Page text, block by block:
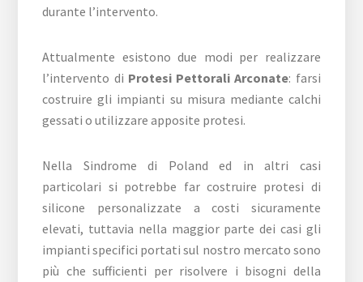
durante l’intervento.
Attualmente esistono due modi per realizzare
l’intervento di Protesi Pettorali Arconate: farsi
costruire gli impianti su misura mediante calchi
gessati o utilizzare apposite protesi.
Nella Sindrome di Poland ed in altri casi
particolari si potrebbe far costruire protesi di
silicone personalizzate a costi sicuramente
elevati, tuttavia nella maggior parte dei casi gli
impianti specifici portati sul nostro mercato sono
più che sufficienti per risolvere i bisogni della